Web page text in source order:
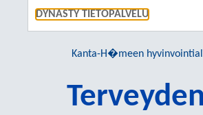
DYNASTY TIETOPALVELU
Kanta-H�meen